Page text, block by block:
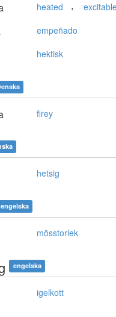
heated ,
empeñado
hektisk
firey
hetsig
engelska
mösstorlek
engelska
igelkott